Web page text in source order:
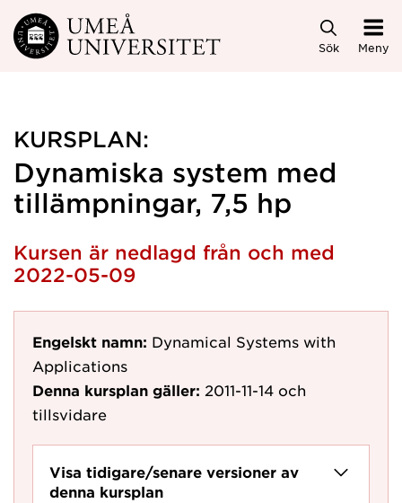
Hoppa direkt till innehållet
Sök Meny
KURSPLAN:
Dynamiska system med
tillämpningar, 7,5 hp
Kursen är nedlagd från och med
2022-05-09
Engelskt namn: Dynamical Systems with
Applications
Denna kursplan gäller: 2011-11-14 och
tillsvidare
Visa tidigare/senare versioner av
denna kursplan